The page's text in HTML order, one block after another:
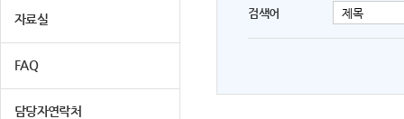
자료실
FAQ
담당자연락처
검색어